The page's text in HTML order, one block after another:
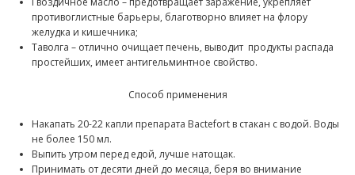
противоглистные барьеры, благотворно влияет на флору
желудка и кишечника;
Таволга – отлично очищает печень, выводит продукты распада
простейших, имеет антигельминтное свойство.
Способ применения
Накапать 20-22 капли препарата Bactefort в стакан с водой. Воды
не более 150 мл.
Выпить утром перед едой, лучше натощак.
Принимать от десяти дней до месяца, беря во внимание